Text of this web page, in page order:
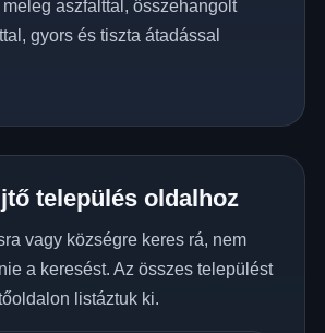
meleg aszfalttal, összehangolt
gyors és tiszta átadással
település oldalhoz
vagy községre keres rá, nem
a keresést. Az összes települést
listáztuk ki.